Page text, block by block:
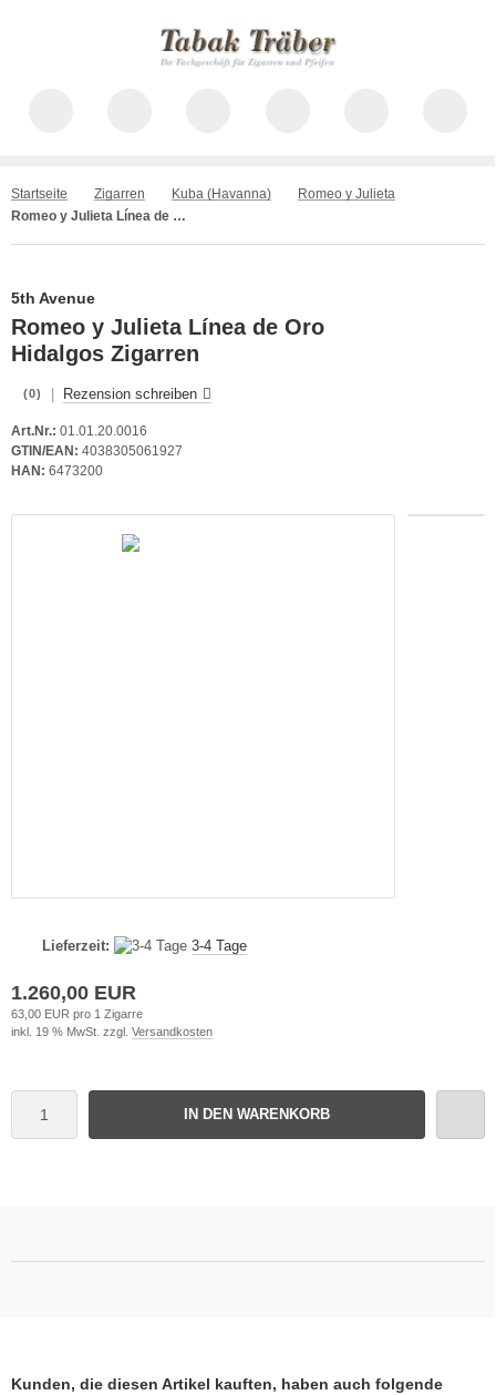
Startseite Zigarren Kuba (Havanna)
Romeo y Julieta
Romeo y Julieta Línea de Oro Hidalgos
5th Avenue
Romeo y Julieta Línea de Oro
Hidalgos Zigarren
(0) Rezension schreiben
Art.Nr.: 01.01.20.0016
GTIN/EAN: 4038305061927
HAN: 6473200
Lieferzeit: 3-4 Tage
1.260,00 EUR
63,00 EUR pro 1 Zigarre
inkl. 19 % MwSt. zzgl. Versandkosten
IN DEN WARENKORB
Kunden, die diesen Artikel kauften, haben auch folgende